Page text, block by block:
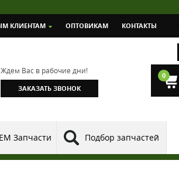
КЛИЕНТАМ ОПТОВИКАМ КОНТАКТЫ
Ждем Вас в рабочие дни!
ЗАКАЗАТЬ ЗВОНОК
0
Запчасти Подбор запчастей